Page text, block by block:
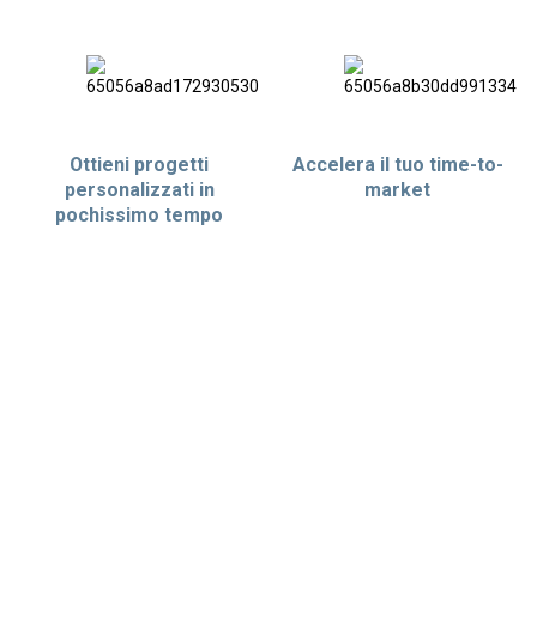
Ottieni progetti
personalizzati in
pochissimo tempo
Accelera il tuo time-to-
market